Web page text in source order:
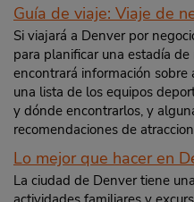
Guía de viaje: Viaje de
Si viajará a Denver por
para planificar una estadía
encontrará información
una lista de los equipos
y dónde encontrarlos, y
recomendaciones de
Lo mejor que hacer en
La ciudad de Denver tiene